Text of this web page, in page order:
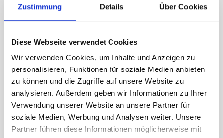
Zustimmung Details Über Cookies
Diese Webseite verwendet Cookies
Wir verwenden Cookies, um Inhalte und Anzeigen zu
personalisieren, Funktionen für soziale Medien anbieten
zu können und die Zugriffe auf unsere Website zu
analysieren. Außerdem geben wir Informationen zu Ihrer
Verwendung unserer Website an unsere Partner für
soziale Medien, Werbung und Analysen weiter. Unsere
Partner führen diese Informationen möglicherweise mit
Jede Reparatur entspricht den höchsten
Samsung Standard und haben eine 12-
Herstellergarantie bleibt davon unberührt.
Fixes Zeitfenster – kein Warten
Du erhältst ein einstündiges Zeitfenster per
E-Mail bestätigt – du weißt genau, wann
unser Techniker kommt.
Pünktlich bei dir – versprochen